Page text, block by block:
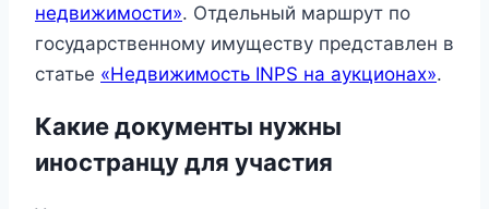
недвижимости». Отдельный маршрут по
государственному имуществу представлен в
статье «Недвижимость INPS на аукционах».
Какие документы нужны
иностранцу для участия